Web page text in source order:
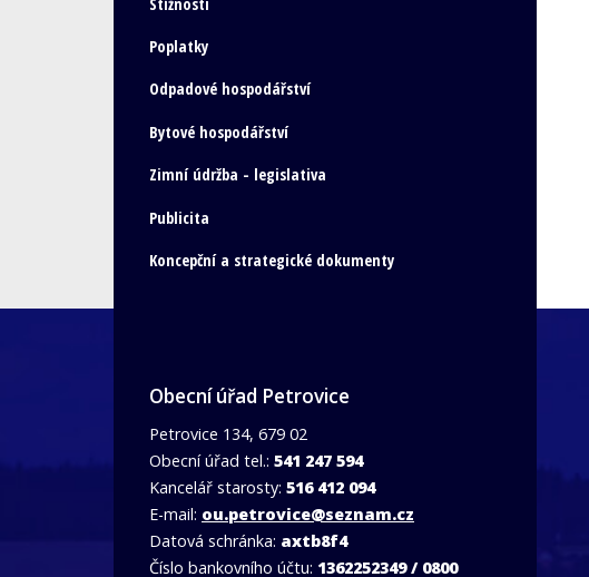
Poplatky
Odpadové hospodářství
Bytové hospodářství
Zimní údržba - legislativa
Publicita
Koncepční a strategické dokumenty
Obecní úřad Petrovice
Petrovice 134, 679 02
Obecní úřad tel.: 541 247 594
Kancelář starosty: 516 412 094
E-mail: ou.petrovice@seznam.cz
Datová schránka: axtb8f4
Číslo bankovního účtu: 1362252349 / 0800